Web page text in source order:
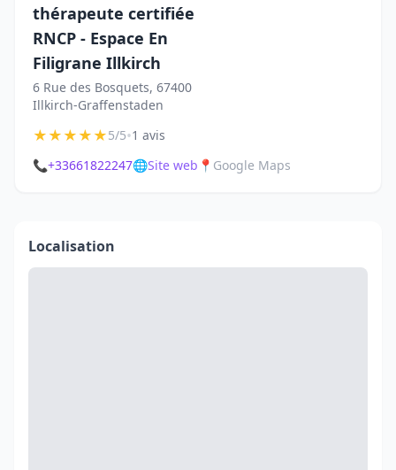
thérapeute certifiée
RNCP - Espace En
Filigrane Illkirch
6 Rue des Bosquets, 67400
Illkirch-Graffenstaden
★★★★★5/5•1 avis
📞+33661822247🌐Site web 📍 Google Maps
Localisation